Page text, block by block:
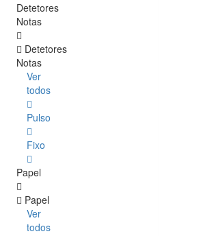
Detetores
Notas
Detetores
Notas
Ver
todos
Pulso
Fixo
Papel
Papel
Ver
todos